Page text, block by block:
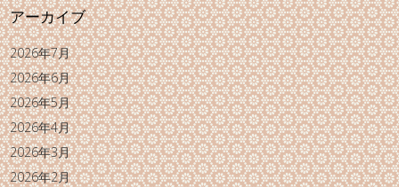
アーカイブ
2026年7月
2026年6月
2026年5月
2026年4月
2026年3月
2026年2月